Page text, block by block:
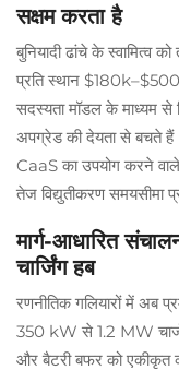
सक्षम करता है
बुनियादी ढांचे के स्वामित्व
प्रति स्थान
सदस्यता मॉडल के माध्यम से
अपग्रेड की देयता से बचते
CaaS का उपयोग करने वाले
तेज विद्युतीकरण समयसीमा
मार्ग-आधारित
चार्जिंग हब
रणनीतिक गलियारों में अब
350 kW से 1.2 MW
और बैटरी बफर को एकीकृत